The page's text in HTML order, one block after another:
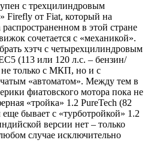
с трехцилиндровым
Firefly от Fiat, который на
в этой стране
сочетается с «механикой».
хэтч с четырехцилиндровым
(113 или 120 л.с. – бензин/
не только с МКП, но и с
«автоматом». Между тем в
фиатовского мотора пока не
«тройка» 1.2 PureTech (82
бывает с «турботройкой» 1.2
версии нет – только
случае исключительно